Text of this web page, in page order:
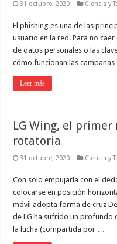
31 octubre, 2020 Ciencia y
El phishing es una de las
usuario en la red. Para no
de datos personales o las
cómo funcionan las campañas
Leer más
LG Wing, el
rotatoria
31 octubre, 2020 Ciencia y
Con solo empujarla con el
colocarse en posición
móvil adopta forma de cruz
de LG ha sufrido un profundo
la lucha (compartida por …